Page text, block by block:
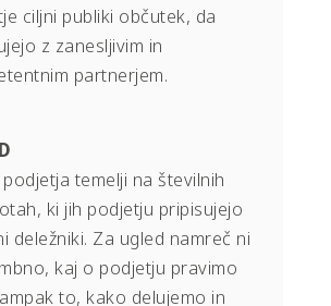
ciljni publiki občutek, da
z zanesljivim in
partnerjem.
temelji na številnih
ki jih podjetju pripisujejo
deležniki. Za ugled namreč ni
kaj o podjetju pravimo
to, kako delujemo in